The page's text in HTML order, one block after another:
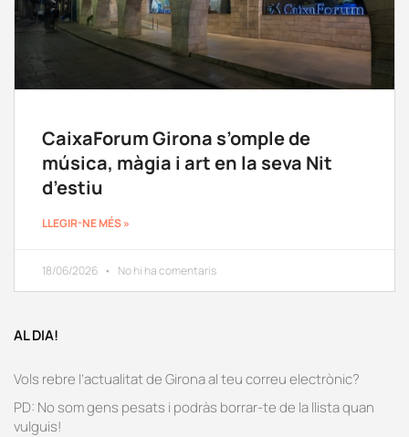
CaixaForum Girona s’omple de
música, màgia i art en la seva Nit
d’estiu
LLEGIR-NE MÉS »
18/06/2026 No hi ha comentaris
AL DIA!
Vols rebre l’actualitat de Girona al teu correu electrònic?
PD: No som gens pesats i podràs borrar-te de la llista quan
vulguis!